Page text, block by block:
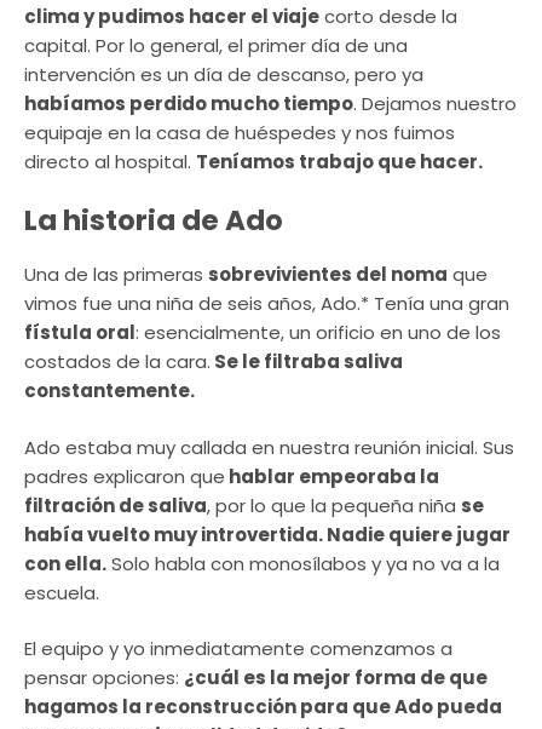
clima y pudimos hacer el viajecorto desde la
capital. Por lo general, el primer día de una
intervención es un día de descanso, pero ya
habíamos perdido mucho tiempo. Dejamos nuestro
equipaje en la casa de huéspedes y nos fuimos
directo al hospital. Teníamos trabajo que hacer.
La historia de Ado
Una de las primeras sobrevivientes del noma que
vimos fue una niña de seis años, Ado.* Tenía una gran
fístula oral: esencialmente, un orificio en uno de los
costados de la cara. Se le filtraba saliva
constantemente.
Ado estaba muy callada en nuestra reunión inicial. Sus
padres explicaron que hablar empeoraba la
filtración de saliva, por lo que la pequeña niña se
había vuelto muy introvertida. Nadie quiere jugar
con ella.Solo habla con monosílabos y ya no va a la
escuela.
El equipo y yo inmediatamente comenzamos a
pensar opciones: ¿cuál es la mejor forma de que
hagamos la reconstrucción para que Ado pueda